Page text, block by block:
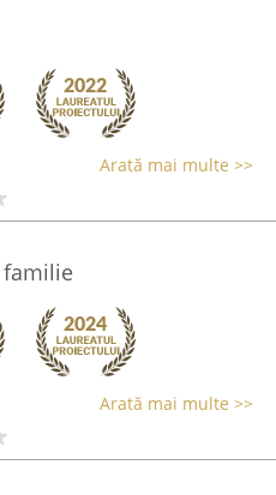
Arată mai multe >>
familie
Arată mai multe >>